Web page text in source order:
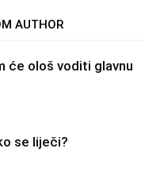
AUTHOR
će ološ voditi glavnu
se liječi?